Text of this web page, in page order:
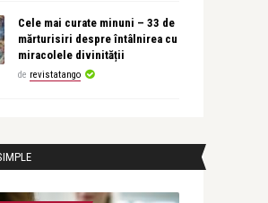
Cele mai curate minuni – 33 de
mărturisiri despre întâlnirea cu
miracolele divinității
de revistatango